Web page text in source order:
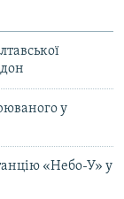
у
«Небо-У» у